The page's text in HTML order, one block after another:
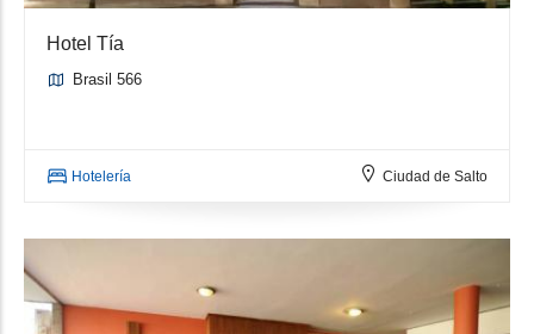
Hotel Tía
Brasil 566
Hotelería Ciudad de Salto